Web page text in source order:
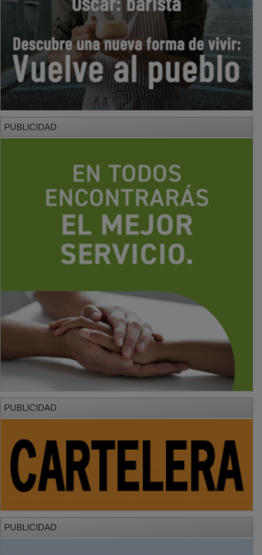
PUBLICIDAD
PUBLICIDAD
PUBLICIDAD